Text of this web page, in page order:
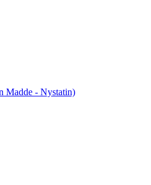
- Nystatin)